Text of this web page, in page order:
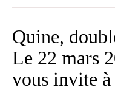
Quine,
Le 22 mars
vous invite